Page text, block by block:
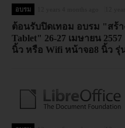
อบรม
ต้อนรับปิดเทอม อบรม "สร้
Tablet" 26-27 เมษายน
นิ้ว หรือ Wifi หน้าจอ8 นิ้ว รุ่